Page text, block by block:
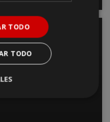
CURIOSIDADES
TODO
TODO